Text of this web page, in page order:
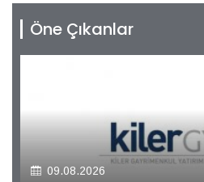
Öne Çıkanlar
09.08.2026